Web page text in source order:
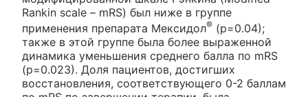
Rankin scale – mRS) был ниже в группе
применения препарата Мексидол® (р=0.04);
также в этой группе была более выраженной
динамика уменьшения среднего балла по mRS
(p=0.023). Доля пациентов, достигших
восстановления, соответствующего 0-2 баллам